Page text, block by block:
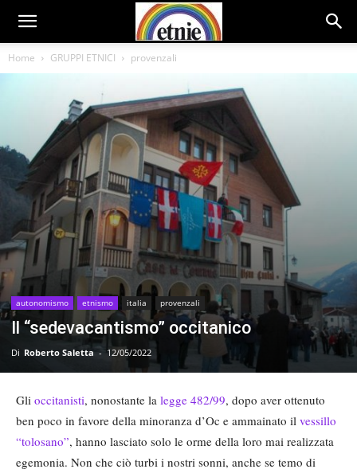
Home GRUPPI ETNICI provenzali
autonomismo etnismo italia provenzali
Il “sedevacantismo” occitanico
Di Roberto Saletta - 12/05/2022
Gli occitanisti, nonostante la legge 482/99, dopo aver ottenuto
ben poco in favore della minoranza d’Oc e ammainato il vessillo
“tolosano”, hanno lasciato solo le orme della loro mai realizzata
egemonia. Non che ciò turbi i nostri sonni, anche se temo di